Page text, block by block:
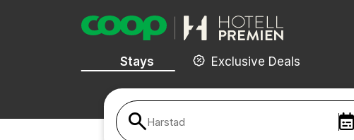
Stays Exclusive Deals
Harstad